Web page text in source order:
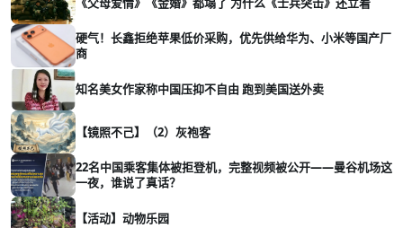
硬气！长鑫拒绝苹果低价采购，优先供给华为、小米等国产厂
商
知名美女作家称中国压抑不自由 跑到美国送外卖
【镜照不己】（2）灰袍客
22名中国乘客集体被拒登机，完整视频被公开——曼谷机场这
一夜，谁说了真话？
【活动】动物乐园